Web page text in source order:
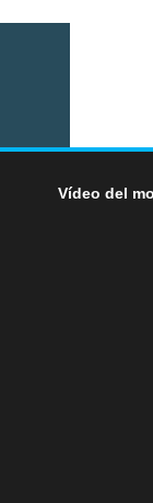
Vídeo del